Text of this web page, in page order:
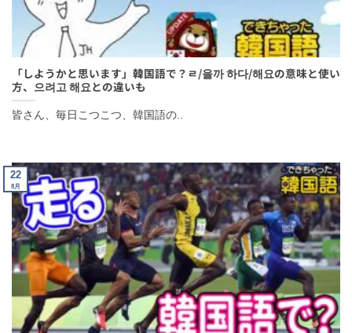
「しようかと思います」韓国語で？ㄹ/을까 하다/해요の意味と使い
方、으려고 해요との違いも
皆さん、毎日こつこつ、韓国語の..
22
8月